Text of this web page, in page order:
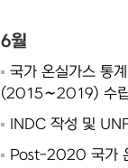
6월
국가 온실가스 통
(2015∼2019) 수
INDC 작성 및
Post-2020 국가